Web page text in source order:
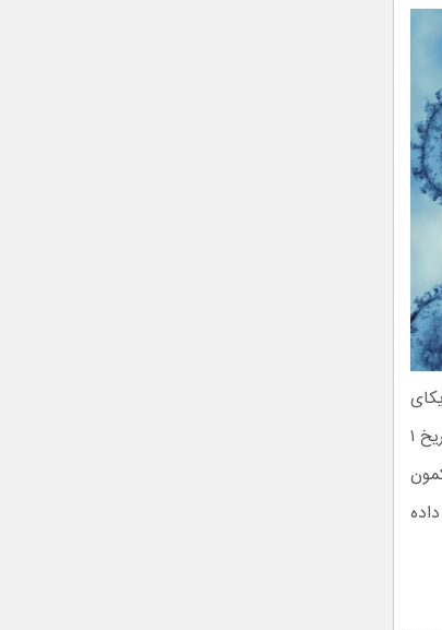
جنوبی آغاز کرده بودند و از آرژانتین به شیلی و اروگوئه سفر کرده بودند، پیش از اینکه در تاریخ ۱